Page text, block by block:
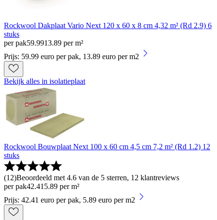
Rockwool Dakplaat Vario Next 120 x 60 x 8 cm 4,32 m² (Rd 2.9) 6
stuks
per pak59.9913.89 per m²
Prijs: 59.99 euro per pak, 13.89 euro per m2
Bekijk alles in isolatieplaat
Rockwool Bouwplaat Next 100 x 60 cm 4,5 cm 7,2 m² (Rd 1.2) 12
stuks
(12)Beoordeeld met 4.6 van de 5 sterren, 12 klantreviews
per pak42.41 5.89 per m²
Prijs: 42.41 euro per pak, 5.89 euro per m2